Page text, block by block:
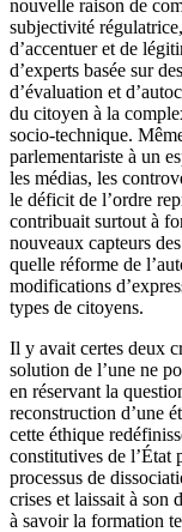
nouvelle raison de
subjectivité
d’accentuer et de
d’experts basée sur
d’évaluation et
du citoyen à la
socio-technique.
parlementariste à un
les médias, les
le déficit de l’ordre
contribuait surtout à
nouveaux capteurs
quelle réforme de
modifications
types de citoyens.
Il y avait certes deux
solution de l’une ne
en réservant la
reconstruction d’une
cette éthique
constitutives de l’État
processus de
crises et laissait à son
à savoir la formation